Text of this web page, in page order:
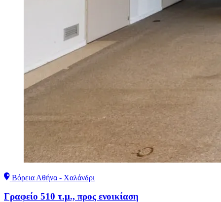
Βόρεια Αθήνα - Χαλάνδρι
Γραφείο 510 τ.μ., προς ενοικίαση